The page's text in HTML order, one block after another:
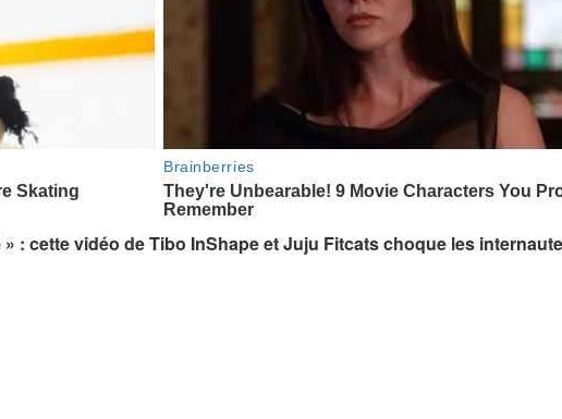
: cette vidéo de Tibo InShape et Juju Fitcats choque les